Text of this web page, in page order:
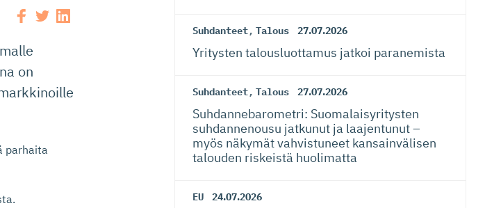
on
parhaita
Suhdanteet, Talous 27.07.2026
Yritysten talousluottamus jatkoi paranemista
Suhdanteet, Talous 27.07.2026
Suhdanneba­ro­metri: Suomalaisy­ri­tysten
suhdannenousu jatkunut ja laajentunut –
myös näkymät vahvistuneet kansainvälisen
talouden riskeistä huolimatta
EU 24.07.2026